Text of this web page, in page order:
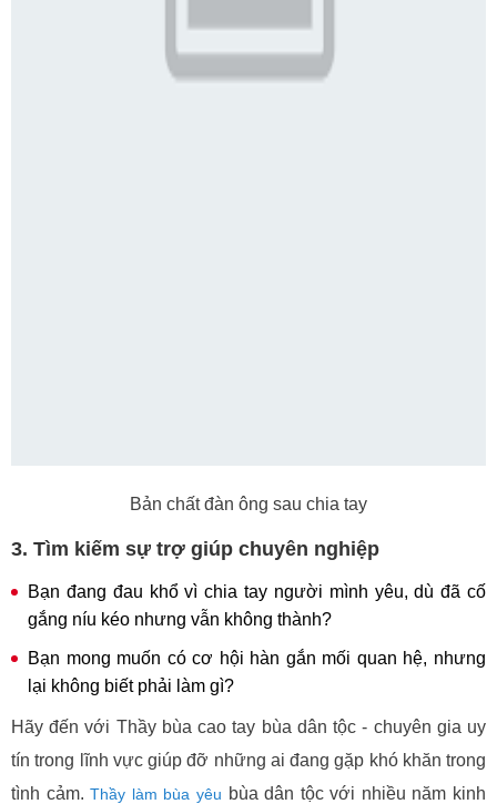
Bản chất đàn ông sau chia tay
3. Tìm kiếm sự trợ giúp chuyên nghiệp
Bạn đang đau khổ vì chia tay người mình yêu, dù đã cố
gắng níu kéo nhưng vẫn không thành?
Bạn mong muốn có cơ hội hàn gắn mối quan hệ, nhưng
lại không biết phải làm gì?
Hãy đến với Thầy bùa cao tay bùa dân tộc - chuyên gia uy
tín trong lĩnh vực giúp đỡ những ai đang gặp khó khăn trong
tình cảm.Thầy làm bùa yêu bùa dân tộc với nhiều năm kinh